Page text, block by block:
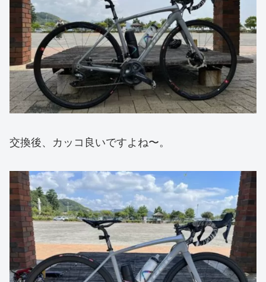
交換後、カッコ良いですよね〜。